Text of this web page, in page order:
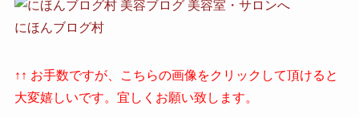
にほんブログ村
↑↑ お手数ですが、こちらの画像をクリックして頂けると
大変嬉しいです。宜しくお願い致します。